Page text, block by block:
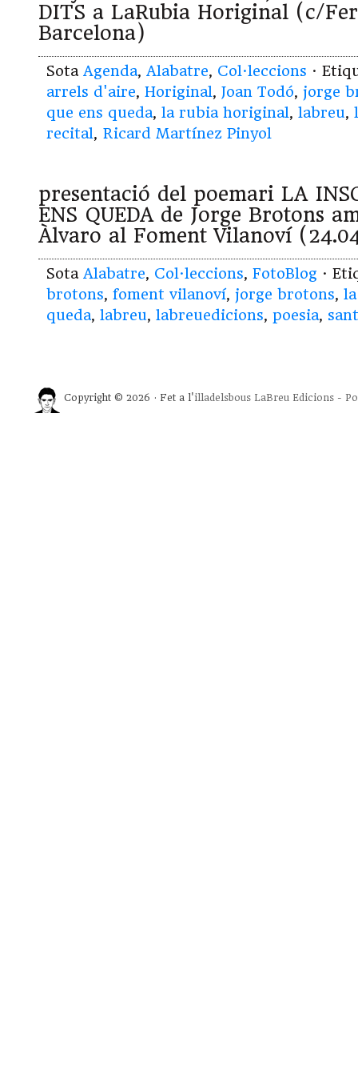
DITS a LaRubia Horiginal (c/
Barcelona)
Sota Agenda, Alabatre, Col·leccions ·
arrels d'aire, Horiginal, Joan Todó, jorge
que ens queda, la rubia horiginal, labreu,
recital, Ricard Martínez Pinyol
presentació del poemari LA
ENS QUEDA de Jorge Brotons
Àlvaro al Foment Vilanoví
Sota Alabatre, Col·leccions, FotoBlog ·
brotons, foment vilanoví, jorge brotons,
queda, labreu, labreuedicions, poesia,
Copyright © 2026 · Fet a l'illadelsbous LaBreu Edicions -